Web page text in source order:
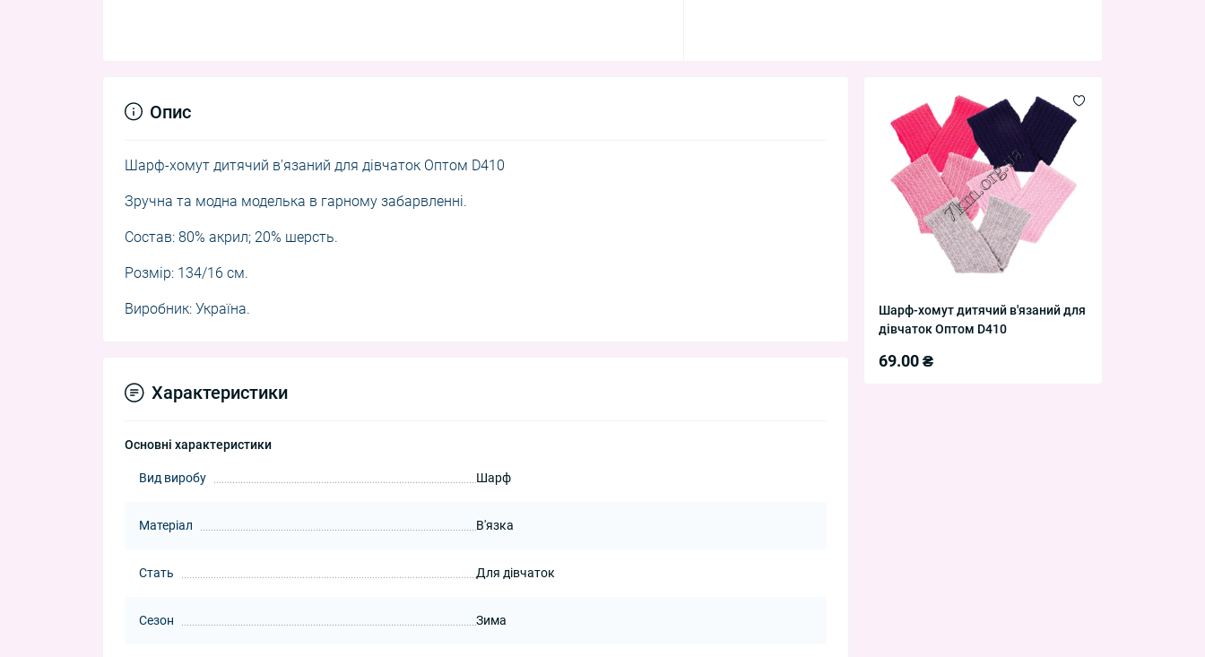
Шарф-хомут дитячий в'язаний для
дівчаток Оптом D410
69.00 ₴
Опис
Шарф-хомут дитячий в'язаний для дівчаток Оптом D410
Зручна та модна моделька в гарному забарвленні.
Состав: 80% акрил; 20% шерсть.
Розмір: 134/16 см.
Виробник: Україна.
Характеристики
Основні характеристики
Вид виробу Шарф
Матеріал В'язка
Стать Для дівчаток
Сезон Зима